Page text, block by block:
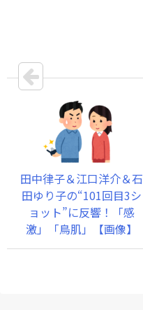
田中律子＆江口洋介＆石
田ゆり子の“101回目3シ
ョット”に反響！「感
激」「鳥肌」【画像】